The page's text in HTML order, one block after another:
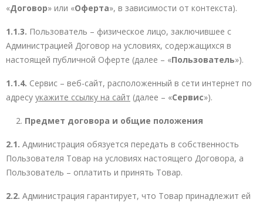
«Договор» или «Оферта», в зависимости от контекста).
1.1.3. Пользователь – физическое лицо, заключившее с
Администрацией Договор на условиях, содержащихся в
настоящей публичной Оферте (далее – «Пользователь»).
1.1.4. Сервис – веб-сайт, расположенный в сети интернет по
адресу укажите ссылку на сайт (далее – «Сервис»).
Предмет договора и общие положения
2.1. Администрация обязуется передать в собственность
Пользователя Товар на условиях настоящего Договора, а
Пользователь – оплатить и принять Товар.
2.2. Администрация гарантирует, что Товар принадлежит ей